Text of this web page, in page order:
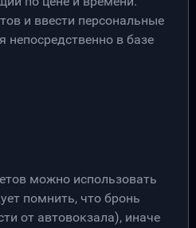
и ввести персональные
непосредственно в базе
можно использовать
помнить, что бронь
от автовокзала), иначе